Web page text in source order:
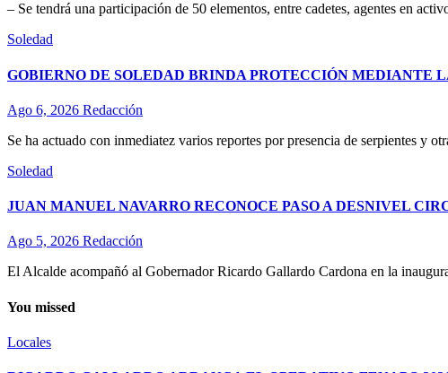
– Se tendrá una participación de 50 elementos, entre cadetes, agentes en
Soledad
GOBIERNO DE SOLEDAD BRINDA PROTECCIÓN MEDIANTE
Ago 6, 2026 Redacción
Se ha actuado con inmediatez varios reportes por presencia de serpientes y
Soledad
JUAN MANUEL NAVARRO RECONOCE PASO A DESNIVEL
Ago 5, 2026 Redacción
El Alcalde acompañó al Gobernador Ricardo Gallardo Cardona en la
You missed
Locales